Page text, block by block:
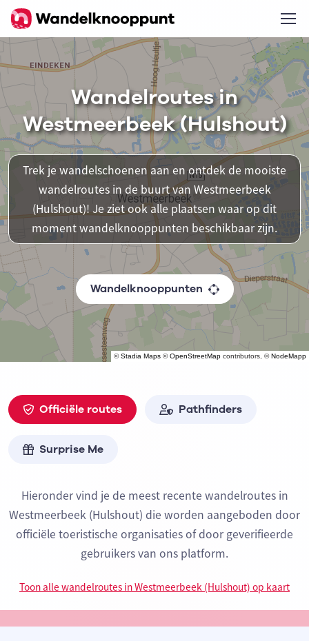
©Stadia Maps ©OpenStreetMap contributors, ©NodeMapp
Wandelroutes in
Westmeerbeek (Hulshout)
Trek je wandelschoenen aan en ontdek de mooiste
wandelroutes in de buurt van Westmeerbeek
(Hulshout)! Je ziet ook alle plaatsen waar op dit
moment wandelknooppunten beschikbaar zijn.
Wandelknooppunten
Officiële routes Pathfinders
Surprise Me
Hieronder vind je de meest recente wandelroutes in
Westmeerbeek (Hulshout) die worden aangeboden door
officiële toeristische organisaties of door geverifieerde
gebruikers van ons platform.
Toon alle wandelroutes in Westmeerbeek (Hulshout) op kaart